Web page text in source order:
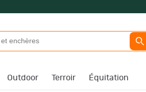
Outdoor Terroir Équitation